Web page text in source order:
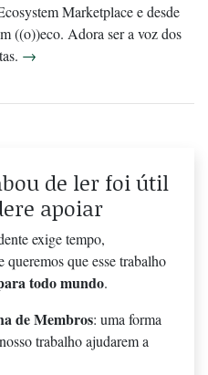
Marketplace e desde
((o))eco. Adora ser a voz dos
→
de ler foi útil
apoiar
exige tempo,
que esse trabalho
todo mundo.
de Membros: uma forma
trabalho ajudarem a